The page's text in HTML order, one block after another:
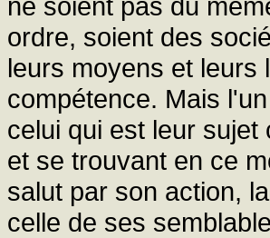
ordre, soient des
leurs moyens et leurs
compétence. Mais
celui qui est leur
et se trouvant en ce
salut par son action,
celle de ses